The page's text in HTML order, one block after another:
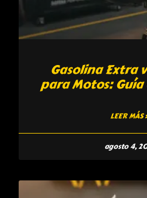
Gasolina Extra
para Motos:
LEER
agosto 4,